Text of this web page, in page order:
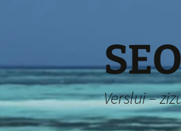
Verslui –